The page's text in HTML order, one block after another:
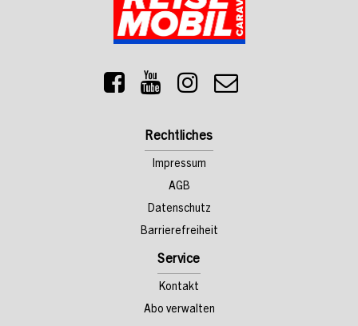
Rechtliches
Impressum
AGB
Datenschutz
Barrierefreiheit
Service
Kontakt
Abo verwalten